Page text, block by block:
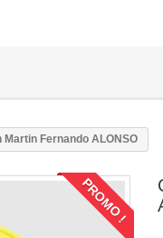
Fernando ALONSO
PROMO !